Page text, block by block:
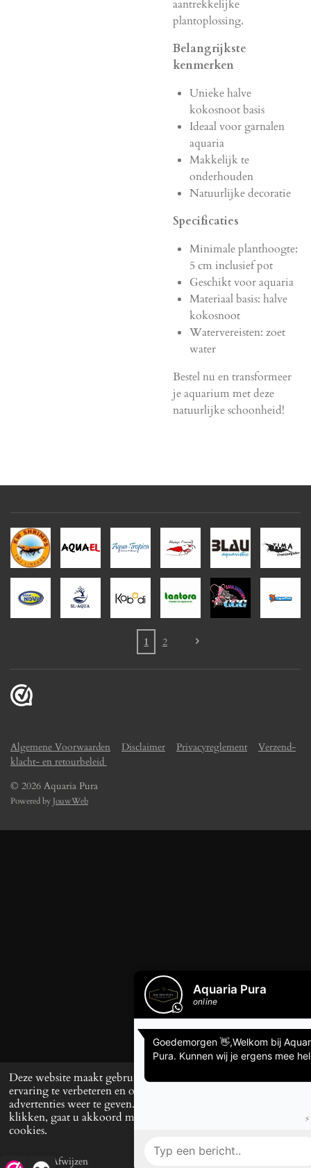
Deze website maakt gebruik van cookies om uw
ervaring te verbeteren en op maat gemaakte
advertenties weer te geven. Door op ‘Accepteren’ te
klikken, gaat u akkoord met het gebruik van alle
cookies.
Afwijzen
aantrekkelijke
plantoplossing.
Belangrijkste
kenmerken
Unieke halve
kokosnoot basis
Ideaal voor garnalen
aquaria
Makkelijk te
onderhouden
Natuurlijke decoratie
Specificaties
Minimale planthoogte:
5 cm inclusief pot
Geschikt voor aquaria
Materiaal basis: halve
kokosnoot
Watervereisten: zoet
water
Bestel nu en transformeer
je aquarium met deze
natuurlijke schoonheid!
1 2
Algemene Voorwaarden Disclaimer Privacyreglement
Verzend-
klacht- en retourbeleid
© 2026 Aquaria Pura
Powered by JouwWeb
E-mailadres Telefoonnummer